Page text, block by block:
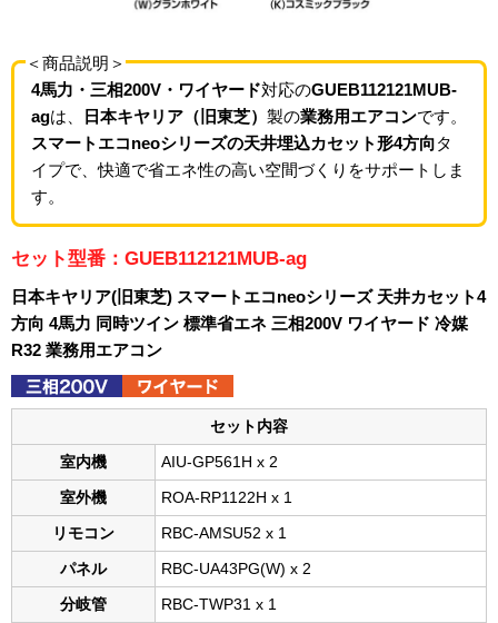
＜商品説明＞
4馬力・三相200V・ワイヤード対応のGUEB112121MUB-
agは、 日本キヤリア（旧東芝） 製の業務用エアコンです。
スマートエコneoシリーズの天井埋込カセット形4方向タ
イプで、快適で省エネ性の高い空間づくりをサポートしま
す。
セット型番：GUEB112121MUB-ag
日本キヤリア(旧東芝) スマートエコneoシリーズ 天井カセット4
方向 4馬力 同時ツイン 標準省エネ 三相200V ワイヤード 冷媒
R32 業務用エアコン
セット内容
室内機 AIU-GP561H x 2
室外機 ROA-RP1122H x 1
リモコン RBC-AMSU52 x 1
パネル RBC-UA43PG(W) x 2
分岐管 RBC-TWP31 x 1